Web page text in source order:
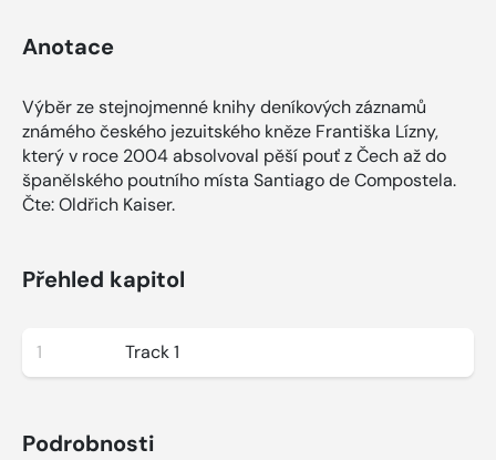
Anotace
Výběr ze stejnojmenné knihy deníkových záznamů
známého českého jezuitského kněze Františka Lízny,
který v roce 2004 absolvoval pěší pouť z Čech až do
španělského poutního místa Santiago de Compostela.
Čte: Oldřich Kaiser.
Přehled kapitol
1 Track 1
Podrobnosti